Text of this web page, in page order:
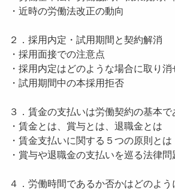
・近時の労働法改正の動向
２．採用内定・試用期間と契約解消
・採用面接での注意点
・採用内定はどのような場合に取り
・試用期間中の本採用拒否
３．賃金の支払いは労働契約の基本で
・賃金とは、賞与とは、退職金とは
・賃金支払いに関する５つの原則とは
・賞与や退職金の支払いを巡る法律問
４．労働時間であるか否かはどのよ